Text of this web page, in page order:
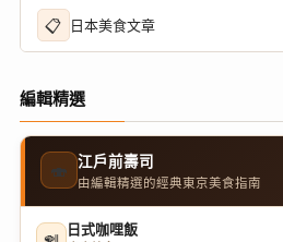
📋 日本美食文章
編輯精選
🍣 江戶前壽司
由編輯精選的經典東京美食指南
🍛 日式咖哩飯